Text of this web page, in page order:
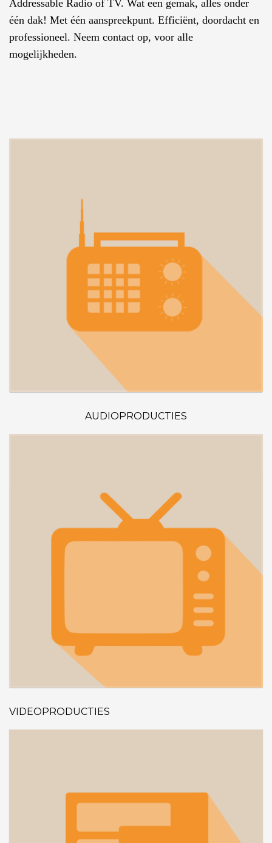
Addressable Radio of TV. Wat een gemak, alles onder
één dak! Met één aanspreekpunt. Efficiënt, doordacht en
professioneel. Neem contact op, voor alle
mogelijkheden.
AUDIOPRODUCTIES
VIDEOPRODUCTIES